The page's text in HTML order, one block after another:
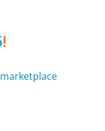
marketplace